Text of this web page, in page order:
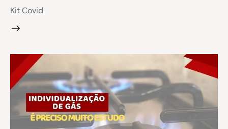
Kit Covid